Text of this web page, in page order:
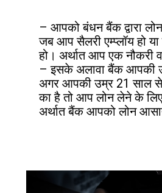
– आपको बंधन बैंक द्वारा लोन
जब आप सैलरी एम्प्लॉय हो
हो। अर्थात आप एक नौकरी
– इसके अलावा बैंक आपकी
अगर आपकी उम्र 21 साल
का है तो आप लोन लेने के
अर्थात बैंक आपको लोन